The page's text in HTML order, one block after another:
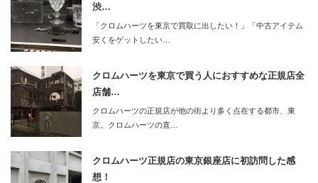
渋…
「クロムハーツを東京で買取に出したい！」「中古アイテム
安くをゲットしたい…
クロムハーツを東京で買う人におすすめな正規店全
店舗…
クロムハーツの正規店が他の街より多く点在する都市、東
京。クロムハーツの直…
クロムハーツ正規店の東京銀座店に初訪問した感
想！